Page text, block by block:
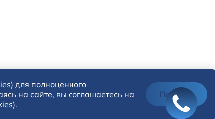
для полноценного
на сайте, вы соглашаетесь на
.
Понятно